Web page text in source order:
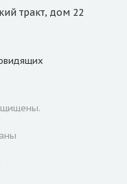
тракт, дом 22